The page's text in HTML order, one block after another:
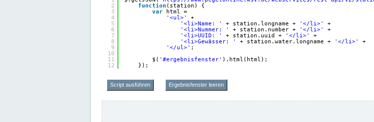
2
3
4
5
6
7
8
9
10
11
12
function (station) {
var
html =
'<ul>'
+
'<li>Name: '
+ station.longname + '</li>'
+
'<li>Nummer: '
+ station.number + '</li>'
+
'<li>UUID: '
+ station.uuid + '</li>'
+
'<li>Gewässer: '
+ station.water.longname + '</li>'
+
'</ul>' ;
$( '#ergebnisfenster' ).html(html);
});
Script ausführen Ergebnisfenster leeren